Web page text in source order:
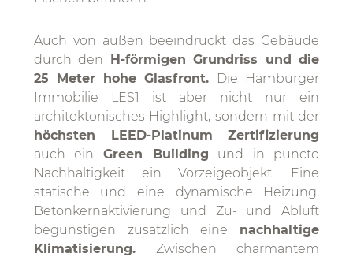
Auch von außen beeindruckt das Gebäude
durch den H-förmigen Grundriss und die
25 Meter hohe Glasfront. Die Hamburger
Immobilie LES1 ist aber nicht nur ein
architektonisches Highlight, sondern mit der
höchsten LEED-Platinum Zertifizierung
auch ein Green Building und in puncto
Nachhaltigkeit ein Vorzeigeobjekt. Eine
statische und eine dynamische Heizung,
Betonkernaktivierung und Zu- und Abluft
begünstigen zusätzlich eine nachhaltige
Klimatisierung.Zwischen charmantem